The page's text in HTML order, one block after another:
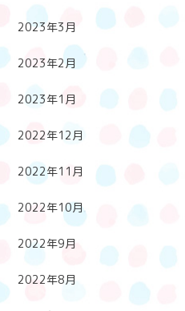
2023年3月
2023年2月
2023年1月
2022年12月
2022年11月
2022年10月
2022年9月
2022年8月